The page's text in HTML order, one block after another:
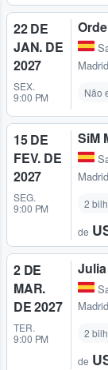
22 DE
JAN. DE
2027
SEX.
9:00 PM
Não
15 DE
FEV. DE
2027
SEG.
9:00 PM
SiM
2
de
2 DE
MAR.
DE 2027
TER.
9:00 PM
2
de